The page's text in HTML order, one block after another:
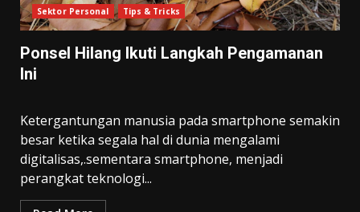
Sektor Personal Tips & Tricks
Ponsel Hilang Ikuti Langkah Pengamanan
Ini
Ketergantungan manusia pada smartphone semakin
besar ketika segala hal di dunia mengalami
digitalisas,.sementara smartphone, menjadi
perangkat teknologi...